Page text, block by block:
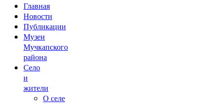
Главная
Новости
Публикации
Музеи
Мучкапского
района
Село
и
жители
О селе